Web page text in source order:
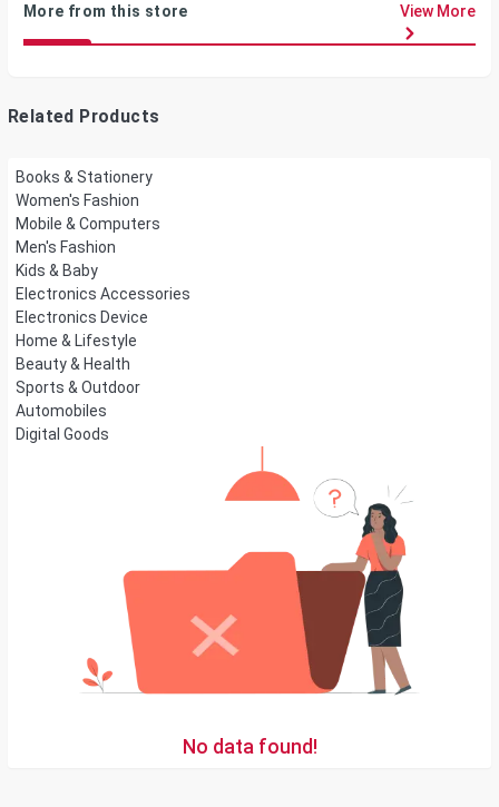
More from this store View More
Related Products
Books & Stationery
Women's Fashion
Mobile & Computers
Men's Fashion
Kids & Baby
Electronics Accessories
Electronics Device
Home & Lifestyle
Beauty & Health
Sports & Outdoor
Automobiles
Digital Goods
No data found!